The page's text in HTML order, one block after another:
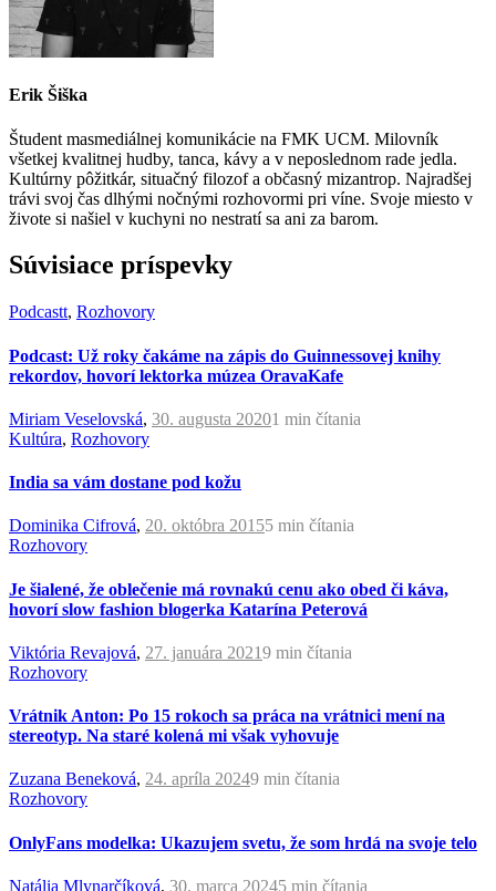
Erik Šiška
Študent masmediálnej komunikácie na FMK UCM. Milovník
všetkej kvalitnej hudby, tanca, kávy a v neposlednom rade jedla.
Kultúrny pôžitkár, situačný filozof a občasný mizantrop. Najradšej
trávi svoj čas dlhými nočnými rozhovormi pri víne. Svoje miesto v
živote si našiel v kuchyni no nestratí sa ani za barom.
Súvisiace príspevky
Podcastt, Rozhovory
Podcast: Už roky čakáme na zápis do Guinnessovej knihy
rekordov, hovorí lektorka múzea OravaKafe
Miriam Veselovská, 30. augusta 20201 min čítania
Kultúra, Rozhovory
India sa vám dostane pod kožu
Dominika Cifrová, 20. októbra 20155 min čítania
Rozhovory
Je šialené, že oblečenie má rovnakú cenu ako obed či káva,
hovorí slow fashion blogerka Katarína Peterová
Viktória Revajová, 27. januára 20219 min čítania
Rozhovory
Vrátnik Anton: Po 15 rokoch sa práca na vrátnici mení na
stereotyp. Na staré kolená mi však vyhovuje
Zuzana Beneková, 24. apríla 20249 min čítania
Rozhovory
OnlyFans modelka: Ukazujem svetu, že som hrdá na svoje telo
Natália Mlynarčíková, 30. marca 20245 min čítania